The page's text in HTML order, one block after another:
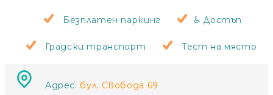
Безплатен паркинг ♿ Достъп
Градски транспорт Тест на място
Адрес: бул. Свобода 69